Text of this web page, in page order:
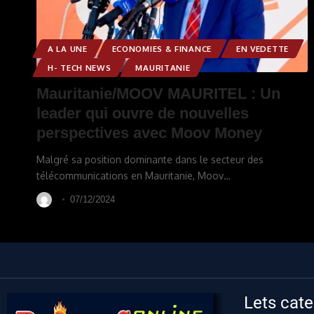
A LA UNE ECONOMIES & FINANCE
EN VEDETTE
H- TECH NEWS
MAURITANIE
Mauritanie/MOOV MAURITEL : Un
leader qui ouvre de nouvelles
perspectives avec Moov Money
Malgré sa position dominante dans le secteur des
télécommunications en Mauritanie, Moov…
07/12/2024
Lets